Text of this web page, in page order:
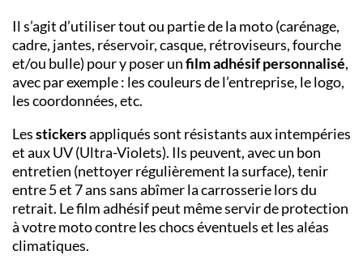
Il s’agit d’utiliser tout ou partie de la moto (carénage,
cadre, jantes, réservoir, casque, rétroviseurs, fourche
et/ou bulle) pour y poser unfilm adhésifpersonnalisé,
avec par exemple : les couleurs de l’entreprise, le logo,
les coordonnées, etc.
Lesstickersappliqués sont résistants aux intempéries
et aux UV (Ultra-Violets). Ils peuvent, avec un bon
entretien (nettoyer régulièrement la surface), tenir
entre 5 et 7 ans sans abîmer la carrosserie lors du
retrait. Le film adhésif peut même servir de protection
à votre moto contre les chocs éventuels et les aléas
climatiques.